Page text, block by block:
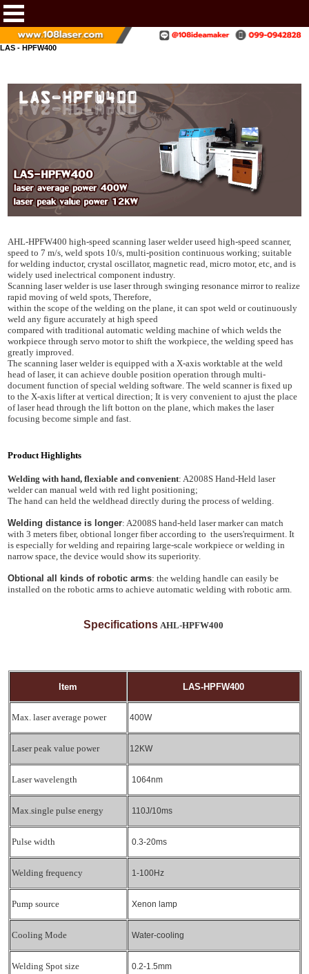
LAS - HPFW400
AHL-HPFW400 high-speed scanning laser welder useed high-speed scanner,
speed to 7 m/s, weld spots 10/s, multi-position continuous working; suitable
for welding inductor, crystal oscillator, magnetic read, micro motor, etc, and is
widely used inelectrical component industry.
Scanning laser welder is use laser through swinging resonance mirror to realize
rapid moving of weld spots, Therefore,
within the scope of the welding on the plane, it can spot weld or coutinuously
weld any figure accurately at high speed
compared with traditional automatic welding machine of which welds the
workpiece through servo motor to shift the workpiece, the welding speed has
greatly improved.
The scanning laser welder is equipped with a X-axis worktable at the weld
head of laser, it can achieve double position operation through multi-
document function of special welding software. The weld scanner is fixed up
to the X-axis lifter at vertical direction; It is very convenient to ajust the place
of laser head through the lift botton on the plane, which makes the laser
focusing become simple and fast.
Product Highlights
Welding with hand, flexiable and convenient: A2008S Hand-Held laser
welder can manual weld with red light positioning;
The hand can held the weldhead directly during the process of welding.
Welding distance is longer: A2008S hand-held laser marker can match
with 3 meters fiber, obtional longer fiber according to the users'requirment. It
is especially for welding and repairing large-scale workpiece or welding in
narrow space, the device would show its superiority.
Obtional all kinds of robotic arms: the welding handle can easily be
installed on the robotic arms to achieve automatic welding with robotic arm.
Specifications AHL-HPFW400
ltem LAS-HPFW400
Max. laser average power 400W
Laser peak value power 12KW
Laser wavelength 1064nm
Max.single pulse energy 110J/10ms
Pulse width 0.3-20ms
Welding frequency 1-100Hz
Pump source Xenon lamp
Cooling Mode Water-cooling
Welding Spot size 0.2-1.5mm